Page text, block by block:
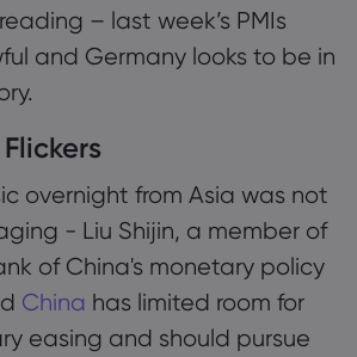
– last week’s PMIs
and Germany looks to be in
overnight from Asia was not
- Liu Shijin, a member of
of China's monetary policy
China has limited room for
easing and should pursue